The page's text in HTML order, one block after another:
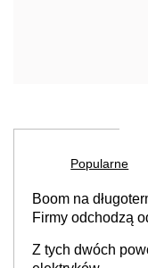
Popularne
Boom na
Firmy odchodzą
Z tych dwóch